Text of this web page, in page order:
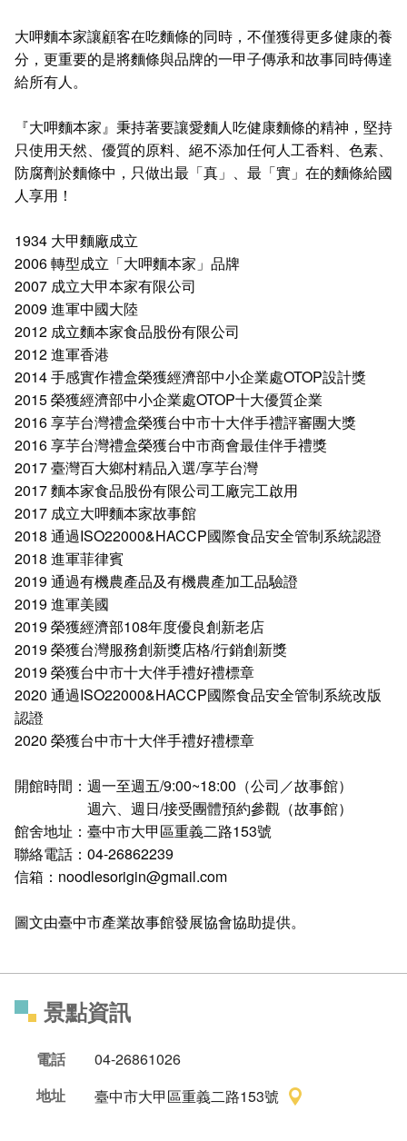
大呷麵本家讓顧客在吃麵條的同時，不僅獲得更多健康的養
分，更重要的是將麵條與品牌的一甲子傳承和故事同時傳達
給所有人。
『大呷麵本家』秉持著要讓愛麵人吃健康麵條的精神，堅持
只使用天然、優質的原料、絕不添加任何人工香料、色素、
防腐劑於麵條中，只做出最「真」、最「實」在的麵條給國
人享用！
1934 大甲麵廠成立
2006 轉型成立「大呷麵本家」品牌
2007 成立大甲本家有限公司
2009 進軍中國大陸
2012 成立麵本家食品股份有限公司
2012 進軍香港
2014 手感實作禮盒榮獲經濟部中小企業處OTOP設計獎
2015 榮獲經濟部中小企業處OTOP十大優質企業
2016 享芋台灣禮盒榮獲台中市十大伴手禮評審團大獎
2016 享芋台灣禮盒榮獲台中市商會最佳伴手禮獎
2017 臺灣百大鄉村精品入選/享芋台灣
2017 麵本家食品股份有限公司工廠完工啟用
2017 成立大呷麵本家故事館
2018 通過ISO22000&HACCP國際食品安全管制系統認證
2018 進軍菲律賓
2019 通過有機農產品及有機農產加工品驗證
2019 進軍美國
2019 榮獲經濟部108年度優良創新老店
2019 榮獲台灣服務創新獎店格/行銷創新獎
2019 榮獲台中市十大伴手禮好禮標章
2020 通過ISO22000&HACCP國際食品安全管制系統改版
認證
2020 榮獲台中市十大伴手禮好禮標章
開館時間：週一至週五/9:00~18:00（公司／故事館）
週六、週日/接受團體預約參觀（故事館）
館舍地址：臺中市大甲區重義二路153號
聯絡電話：04-26862239
信箱：noodlesorigin@gmail.com
圖文由臺中市產業故事館發展協會協助提供。
景點資訊
電話
04-26861026
地址
臺中市大甲區重義二路153號